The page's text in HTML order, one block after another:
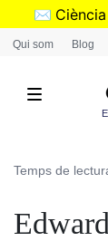
✉️
➜
Qui som Blog
Temps de